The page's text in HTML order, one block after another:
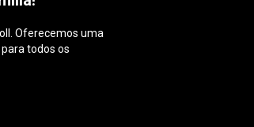
Oferecemos uma
todos os